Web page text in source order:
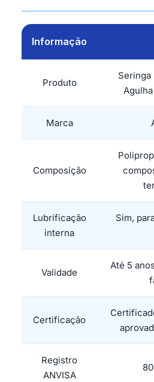
Informação
Produto
Seringa
Marca
Composição
Lubrificação
interna
Sim,
Validade
Até 5
Certificação
Registro
ANVISA